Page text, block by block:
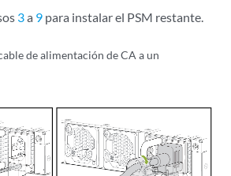
3a 9 para instalar el PSM restante.
de alimentación de CA a un